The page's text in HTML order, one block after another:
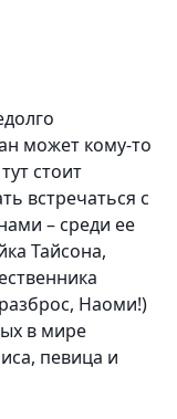
может кому-то
стоит
встречаться с
– среди ее
Тайсона,
Наоми!)
в мире
певица и